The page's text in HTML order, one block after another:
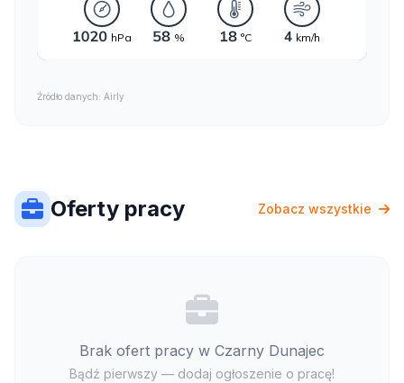
Źródło danych: Airly
Oferty pracy Zobacz wszystkie
Brak ofert pracy w Czarny Dunajec
Bądź pierwszy — dodaj ogłoszenie o pracę!